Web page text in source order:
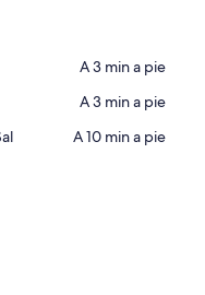
‪A 3 min a pie‬
‪A 3 min a pie‬
‪A 10 min a pie‬